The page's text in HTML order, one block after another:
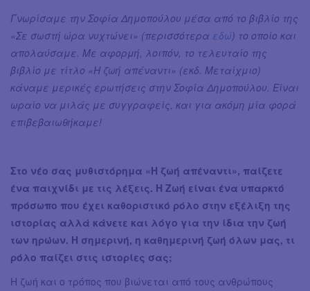
Γνωρίσαμε την Σοφία Δημοπούλου μέσα από το βιβλίο της
«Σε σωστή ώρα νυχτώνει» (περισσότερα εδώ) το οποίο και
απολαύσαμε. Με αφορμή, λοιπόν, το τελευταίο της
βιβλίο με τίτλο «Η ζωή απέναντι» (εκδ. Μεταίχμιο)
κάναμε μερικές ερωτήσεις στην Σοφία Δημοπούλου. Είναι
ωραίο να μιλάς με συγγραφείς, και για ακόμη μία φορά
επιβεβαιωθήκαμε!
Στο νέο σας μυθιστόρημα «Η ζωή απέναντι», παίζετε
ένα παιχνίδι με τις λέξεις. Η Ζωή είναι ένα υπαρκτό
πρόσωπο που έχει καθοριστικό ρόλο στην εξέλιξη της
ιστορίας αλλά κάνετε και λόγο για την ίδια την ζωή
των ηρώων. Η σημερινή, η καθημερινή ζωή όλων μας, τι
ρόλο παίζει στις ιστορίες σας;
Η ζωή και ο τρόπος που βιώνεται από τους ανθρώπους